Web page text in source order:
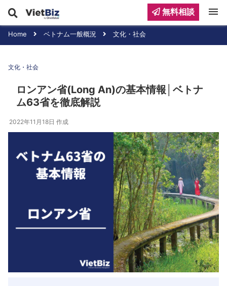
Home ベトナム一般概況 文化・社会
文化・社会
ロンアン省(Long An)の基本情報│ベトナ
ム63省を徹底解説
2022年11月18日 作成
無料相談 menu